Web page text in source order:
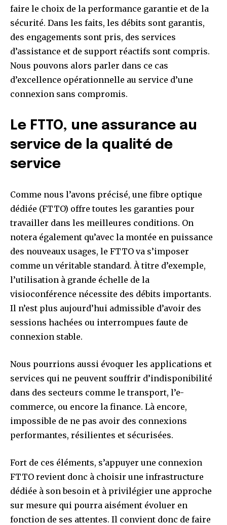
faire le choix de la performance garantie et de la
sécurité. Dans les faits, les débits sont garantis,
des engagements sont pris, des services
d’assistance et de support réactifs sont compris.
Nous pouvons alors parler dans ce cas
d’excellence opérationnelle au service d’une
connexion sans compromis.
Le FTTO, une assurance au
service de la qualité de
service
Comme nous l’avons précisé, une fibre optique
dédiée (FTTO) offre toutes les garanties pour
travailler dans les meilleures conditions. On
notera également qu’avec la montée en puissance
des nouveaux usages, le FTTO va s’imposer
comme un véritable standard. À titre d’exemple,
l’utilisation à grande échelle de la
visioconférence nécessite des débits importants.
Il n’est plus aujourd’hui admissible d’avoir des
sessions hachées ou interrompues faute de
connexion stable.
Nous pourrions aussi évoquer les applications et
services qui ne peuvent souffrir d’indisponibilité
dans des secteurs comme le transport, l’e-
commerce, ou encore la finance. Là encore,
impossible de ne pas avoir des connexions
performantes, résilientes et sécurisées.
Fort de ces éléments, s’appuyer une connexion
FTTO revient donc à choisir une infrastructure
dédiée à son besoin et à privilégier une approche
sur mesure qui pourra aisément évoluer en
fonction de ses attentes. Il convient donc de faire